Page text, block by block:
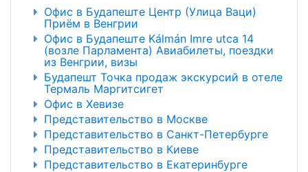
Офис в Будапеште Центр (Улица Ваци)
Приём в Венгрии
Офис в Будапеште Kálmán Imre utca 14
(возле Парламента) Авиабилеты, поездки
из Венгрии, визы
Будапешт Точка продаж экскурсий в отеле
Термаль Маргитсигет
Офис в Хевизе
Представительство в Москве
Представительство в Санкт-Петербурге
Представительство в Киеве
Представительство в Екатеринбурге